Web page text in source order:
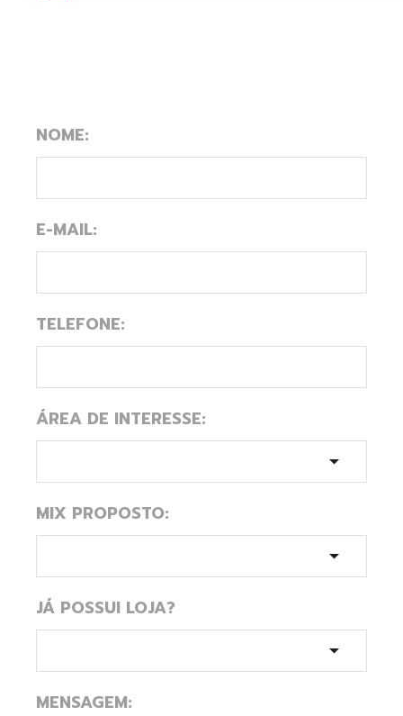
NOME:
E-MAIL:
TELEFONE:
ÁREA DE INTERESSE:
MIX PROPOSTO:
JÁ POSSUI LOJA?
MENSAGEM: